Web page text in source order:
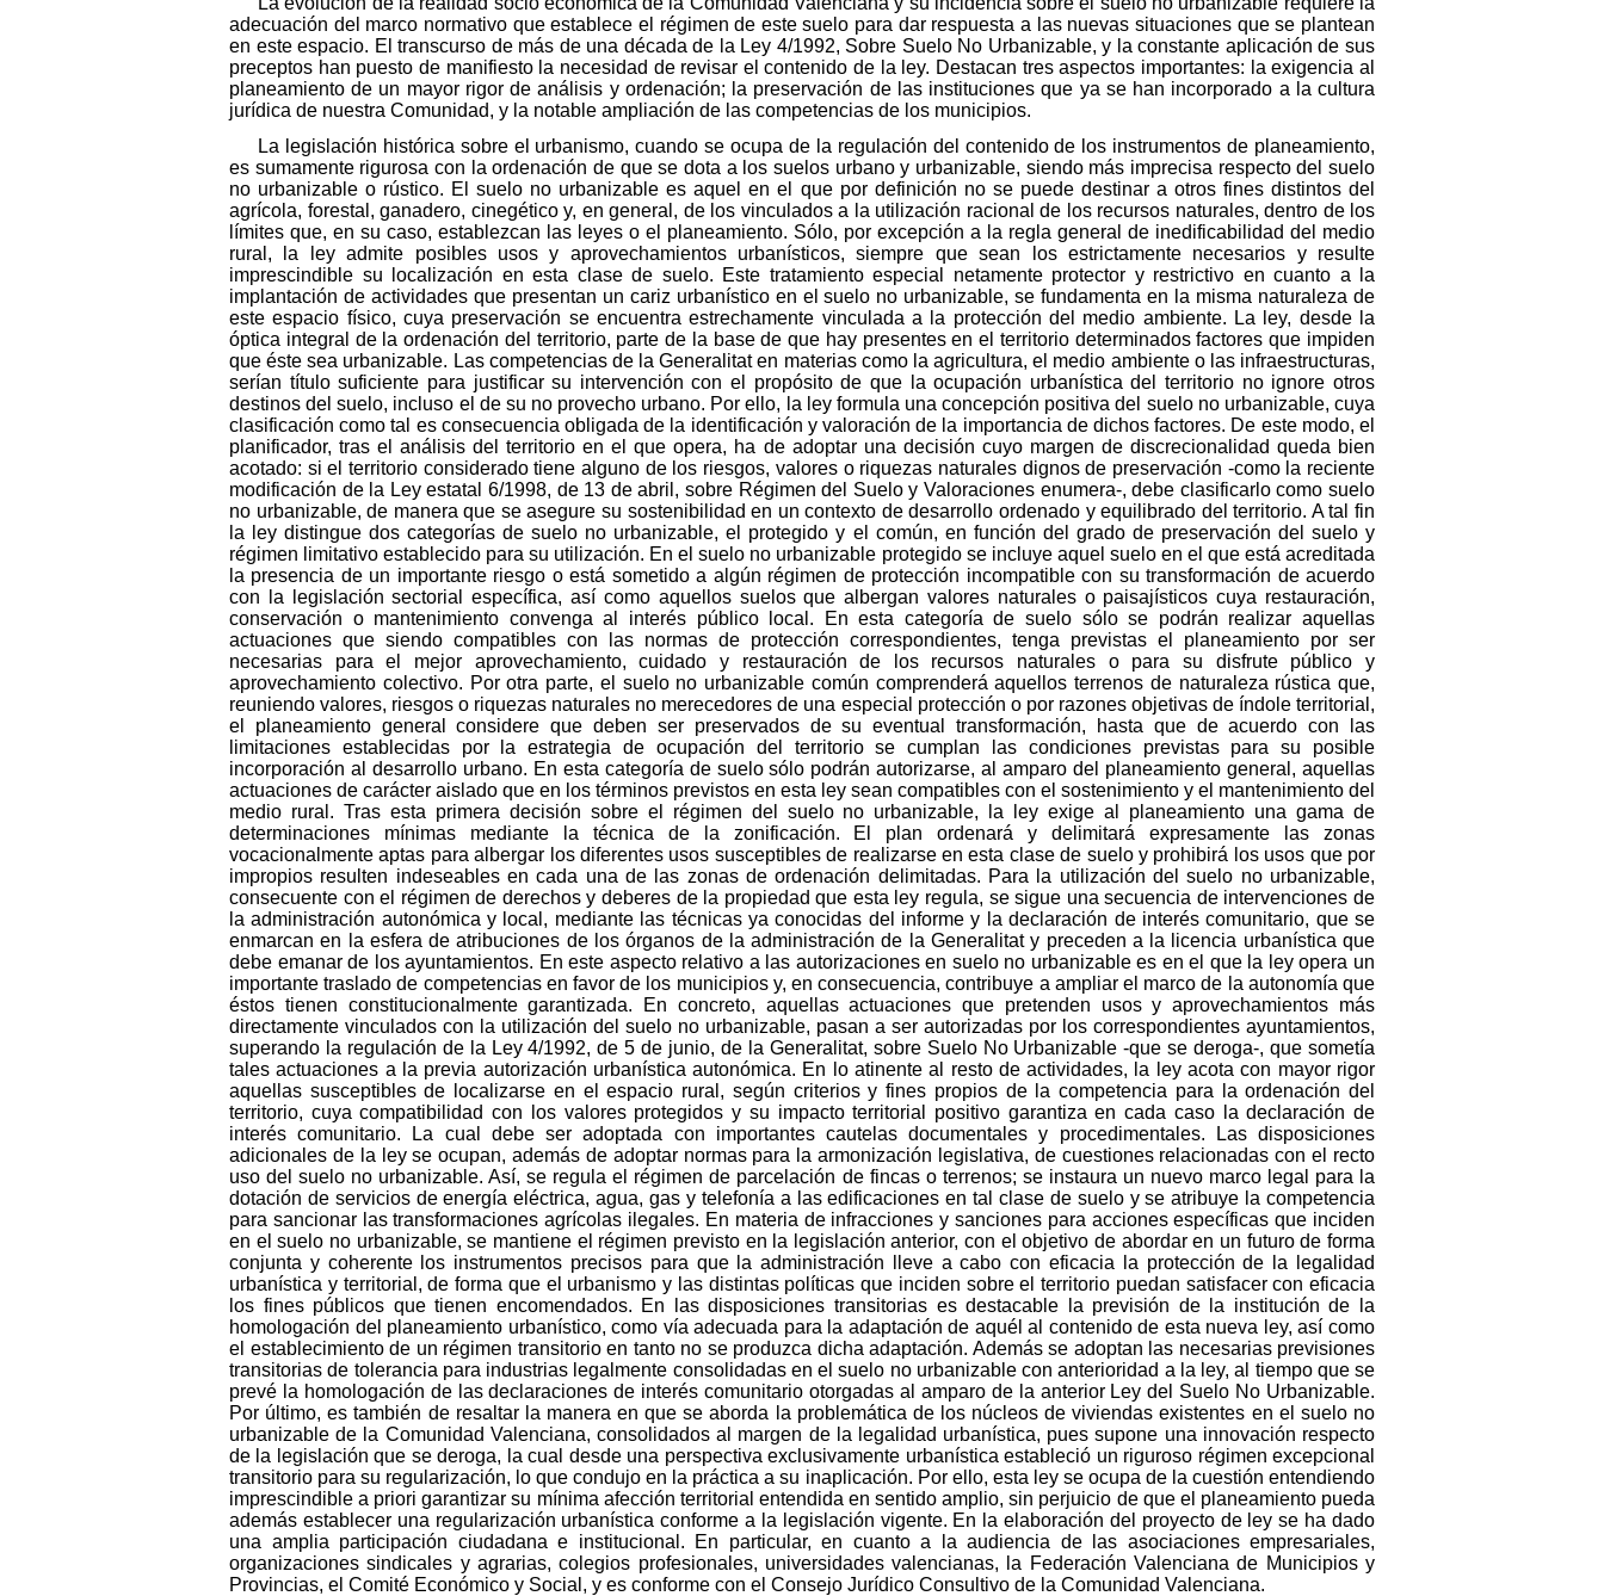
adecuación del marco normativo que establece el régimen de este suelo para dar respuesta a las nuevas situaciones que se plantean
en este espacio. El transcurso de más de una década de la Ley 4/1992, Sobre Suelo No Urbanizable, y la constante aplicación de sus
preceptos han puesto de manifiesto la necesidad de revisar el contenido de la ley. Destacan tres aspectos importantes: la exigencia al
planeamiento de un mayor rigor de análisis y ordenación; la preservación de las instituciones que ya se han incorporado a la cultura
jurídica de nuestra Comunidad, y la notable ampliación de las competencias de los municipios.
La legislación histórica sobre el urbanismo, cuando se ocupa de la regulación del contenido de los instrumentos de planeamiento,
es sumamente rigurosa con la ordenación de que se dota a los suelos urbano y urbanizable, siendo más imprecisa respecto del suelo
no urbanizable o rústico. El suelo no urbanizable es aquel en el que por definición no se puede destinar a otros fines distintos del
agrícola, forestal, ganadero, cinegético y, en general, de los vinculados a la utilización racional de los recursos naturales, dentro de los
límites que, en su caso, establezcan las leyes o el planeamiento. Sólo, por excepción a la regla general de inedificabilidad del medio
rural, la ley admite posibles usos y aprovechamientos urbanísticos, siempre que sean los estrictamente necesarios y resulte
imprescindible su localización en esta clase de suelo. Este tratamiento especial netamente protector y restrictivo en cuanto a la
implantación de actividades que presentan un cariz urbanístico en el suelo no urbanizable, se fundamenta en la misma naturaleza de
este espacio físico, cuya preservación se encuentra estrechamente vinculada a la protección del medio ambiente. La ley, desde la
óptica integral de la ordenación del territorio, parte de la base de que hay presentes en el territorio determinados factores que impiden
que éste sea urbanizable. Las competencias de la Generalitat en materias como la agricultura, el medio ambiente o las infraestructuras,
serían título suficiente para justificar su intervención con el propósito de que la ocupación urbanística del territorio no ignore otros
destinos del suelo, incluso el de su no provecho urbano. Por ello, la ley formula una concepción positiva del suelo no urbanizable, cuya
clasificación como tal es consecuencia obligada de la identificación y valoración de la importancia de dichos factores. De este modo, el
planificador, tras el análisis del territorio en el que opera, ha de adoptar una decisión cuyo margen de discrecionalidad queda bien
acotado: si el territorio considerado tiene alguno de los riesgos, valores o riquezas naturales dignos de preservación -como la reciente
modificación de la Ley estatal 6/1998, de 13 de abril, sobre Régimen del Suelo y Valoraciones enumera-, debe clasificarlo como suelo
no urbanizable, de manera que se asegure su sostenibilidad en un contexto de desarrollo ordenado y equilibrado del territorio. A tal fin
la ley distingue dos categorías de suelo no urbanizable, el protegido y el común, en función del grado de preservación del suelo y
régimen limitativo establecido para su utilización. En el suelo no urbanizable protegido se incluye aquel suelo en el que está acreditada
la presencia de un importante riesgo o está sometido a algún régimen de protección incompatible con su transformación de acuerdo
con la legislación sectorial específica, así como aquellos suelos que albergan valores naturales o paisajísticos cuya restauración,
conservación o mantenimiento convenga al interés público local. En esta categoría de suelo sólo se podrán realizar aquellas
actuaciones que siendo compatibles con las normas de protección correspondientes, tenga previstas el planeamiento por ser
necesarias para el mejor aprovechamiento, cuidado y restauración de los recursos naturales o para su disfrute público y
aprovechamiento colectivo. Por otra parte, el suelo no urbanizable común comprenderá aquellos terrenos de naturaleza rústica que,
reuniendo valores, riesgos o riquezas naturales no merecedores de una especial protección o por razones objetivas de índole territorial,
el planeamiento general considere que deben ser preservados de su eventual transformación, hasta que de acuerdo con las
limitaciones establecidas por la estrategia de ocupación del territorio se cumplan las condiciones previstas para su posible
incorporación al desarrollo urbano. En esta categoría de suelo sólo podrán autorizarse, al amparo del planeamiento general, aquellas
actuaciones de carácter aislado que en los términos previstos en esta ley sean compatibles con el sostenimiento y el mantenimiento del
medio rural. Tras esta primera decisión sobre el régimen del suelo no urbanizable, la ley exige al planeamiento una gama de
determinaciones mínimas mediante la técnica de la zonificación. El plan ordenará y delimitará expresamente las zonas
vocacionalmente aptas para albergar los diferentes usos susceptibles de realizarse en esta clase de suelo y prohibirá los usos que por
impropios resulten indeseables en cada una de las zonas de ordenación delimitadas. Para la utilización del suelo no urbanizable,
consecuente con el régimen de derechos y deberes de la propiedad que esta ley regula, se sigue una secuencia de intervenciones de
la administración autonómica y local, mediante las técnicas ya conocidas del informe y la declaración de interés comunitario, que se
enmarcan en la esfera de atribuciones de los órganos de la administración de la Generalitat y preceden a la licencia urbanística que
debe emanar de los ayuntamientos. En este aspecto relativo a las autorizaciones en suelo no urbanizable es en el que la ley opera un
importante traslado de competencias en favor de los municipios y, en consecuencia, contribuye a ampliar el marco de la autonomía que
éstos tienen constitucionalmente garantizada. En concreto, aquellas actuaciones que pretenden usos y aprovechamientos más
directamente vinculados con la utilización del suelo no urbanizable, pasan a ser autorizadas por los correspondientes ayuntamientos,
superando la regulación de la Ley 4/1992, de 5 de junio, de la Generalitat, sobre Suelo No Urbanizable -que se deroga-, que sometía
tales actuaciones a la previa autorización urbanística autonómica. En lo atinente al resto de actividades, la ley acota con mayor rigor
aquellas susceptibles de localizarse en el espacio rural, según criterios y fines propios de la competencia para la ordenación del
territorio, cuya compatibilidad con los valores protegidos y su impacto territorial positivo garantiza en cada caso la declaración de
interés comunitario. La cual debe ser adoptada con importantes cautelas documentales y procedimentales. Las disposiciones
adicionales de la ley se ocupan, además de adoptar normas para la armonización legislativa, de cuestiones relacionadas con el recto
uso del suelo no urbanizable. Así, se regula el régimen de parcelación de fincas o terrenos; se instaura un nuevo marco legal para la
dotación de servicios de energía eléctrica, agua, gas y telefonía a las edificaciones en tal clase de suelo y se atribuye la competencia
para sancionar las transformaciones agrícolas ilegales. En materia de infracciones y sanciones para acciones específicas que inciden
en el suelo no urbanizable, se mantiene el régimen previsto en la legislación anterior, con el objetivo de abordar en un futuro de forma
conjunta y coherente los instrumentos precisos para que la administración lleve a cabo con eficacia la protección de la legalidad
urbanística y territorial, de forma que el urbanismo y las distintas políticas que inciden sobre el territorio puedan satisfacer con eficacia
los fines públicos que tienen encomendados. En las disposiciones transitorias es destacable la previsión de la institución de la
homologación del planeamiento urbanístico, como vía adecuada para la adaptación de aquél al contenido de esta nueva ley, así como
el establecimiento de un régimen transitorio en tanto no se produzca dicha adaptación. Además se adoptan las necesarias previsiones
transitorias de tolerancia para industrias legalmente consolidadas en el suelo no urbanizable con anterioridad a la ley, al tiempo que se
prevé la homologación de las declaraciones de interés comunitario otorgadas al amparo de la anterior Ley del Suelo No Urbanizable.
Por último, es también de resaltar la manera en que se aborda la problemática de los núcleos de viviendas existentes en el suelo no
urbanizable de la Comunidad Valenciana, consolidados al margen de la legalidad urbanística, pues supone una innovación respecto
de la legislación que se deroga, la cual desde una perspectiva exclusivamente urbanística estableció un riguroso régimen excepcional
transitorio para su regularización, lo que condujo en la práctica a su inaplicación. Por ello, esta ley se ocupa de la cuestión entendiendo
imprescindible a priori garantizar su mínima afección territorial entendida en sentido amplio, sin perjuicio de que el planeamiento pueda
además establecer una regularización urbanística conforme a la legislación vigente. En la elaboración del proyecto de ley se ha dado
una amplia participación ciudadana e institucional. En particular, en cuanto a la audiencia de las asociaciones empresariales,
organizaciones sindicales y agrarias, colegios profesionales, universidades valencianas, la Federación Valenciana de Municipios y
Provincias, el Comité Económico y Social, y es conforme con el Consejo Jurídico Consultivo de la Comunidad Valenciana.